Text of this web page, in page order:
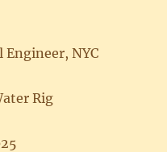
NYC
Rig